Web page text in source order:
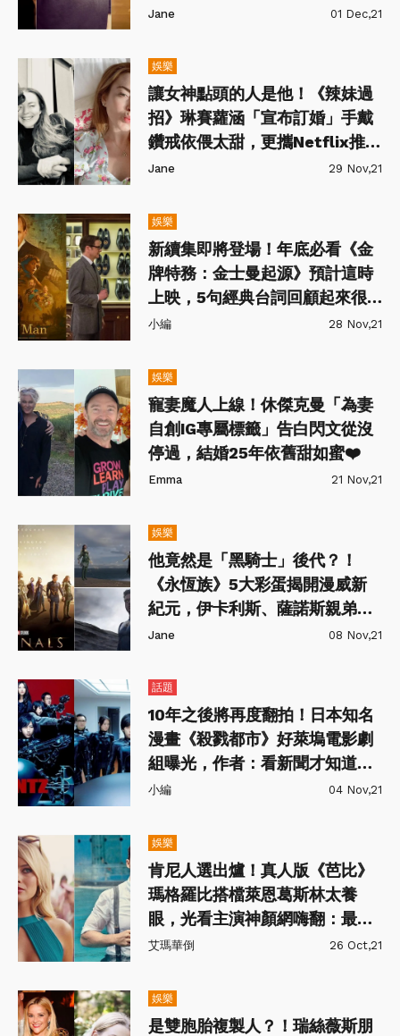
讚爆！
Jane 01 Dec,21
娛樂
讓女神點頭的人是他！《辣妹過
招》琳賽蘿涵「宣布訂婚」手戴
鑽戒依偎太甜，更攜Netflix推新
作品！
Jane 29 Nov,21
娛樂
新續集即將登場！年底必看《金
牌特務：金士曼起源》預計這時
上映，5句經典台詞回顧起來很
有感～
小編 28 Nov,21
娛樂
寵妻魔人上線！休傑克曼「為妻
自創IG專屬標籤」告白閃文從沒
停過，結婚25年依舊甜如蜜❤️
Emma 21 Nov,21
娛樂
他竟然是「黑騎士」後代？！
《永恆族》5大彩蛋揭開漫威新
紀元，伊卡利斯、薩諾斯親弟都
藏玄機！
Jane 08 Nov,21
話題
10年之後將再度翻拍！日本知名
漫畫《殺戮都市》好萊塢電影劇
組曝光，作者：看新聞才知道
（笑）
小編 04 Nov,21
娛樂
肯尼人選出爐！真人版《芭比》
瑪格羅比搭檔萊恩葛斯林太養
眼，光看主演神顏網嗨翻：最完
美的選角❤️
艾瑪華倒 26 Oct,21
娛樂
是雙胞胎複製人？！瑞絲薇斯朋